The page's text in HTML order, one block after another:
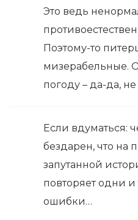
Это ведь
Поэтому-то
мизерабельные.
погоду – да-да,
Если вдуматься:
бездарен, что на
запутанной
повторяет одни
ошибки…